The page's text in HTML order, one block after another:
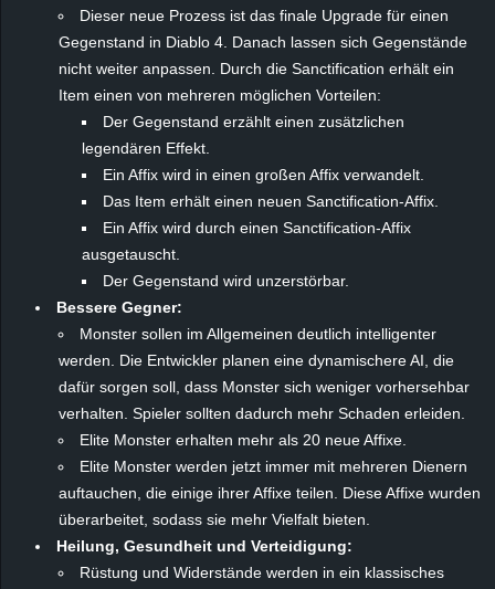
Dieser neue Prozess ist das finale Upgrade für einen
Gegenstand in Diablo 4. Danach lassen sich Gegenstände
nicht weiter anpassen. Durch die Sanctification erhält ein
Item einen von mehreren möglichen Vorteilen:
Der Gegenstand erzählt einen zusätzlichen
legendären Effekt.
Ein Affix wird in einen großen Affix verwandelt.
Das Item erhält einen neuen Sanctification-Affix.
Ein Affix wird durch einen Sanctification-Affix
ausgetauscht.
Der Gegenstand wird unzerstörbar.
Bessere Gegner:
Monster sollen im Allgemeinen deutlich intelligenter
werden. Die Entwickler planen eine dynamischere AI, die
dafür sorgen soll, dass Monster sich weniger vorhersehbar
verhalten. Spieler sollten dadurch mehr Schaden erleiden.
Elite Monster erhalten mehr als 20 neue Affixe.
Elite Monster werden jetzt immer mit mehreren Dienern
auftauchen, die einige ihrer Affixe teilen. Diese Affixe wurden
überarbeitet, sodass sie mehr Vielfalt bieten.
Heilung, Gesundheit und Verteidigung:
Rüstung und Widerstände werden in ein klassisches